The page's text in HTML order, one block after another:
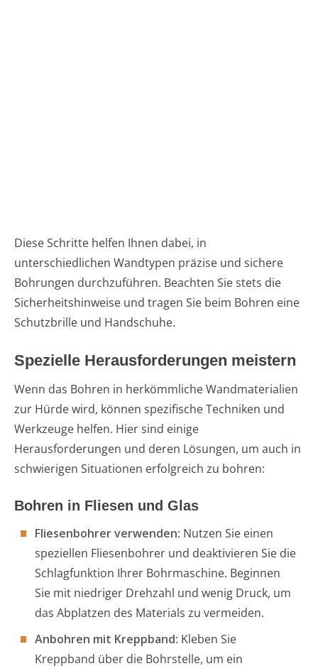
Diese Schritte helfen Ihnen dabei, in
unterschiedlichen Wandtypen präzise und sichere
Bohrungen durchzuführen. Beachten Sie stets die
Sicherheitshinweise und tragen Sie beim Bohren eine
Schutzbrille und Handschuhe.
Spezielle Herausforderungen meistern
Wenn das Bohren in herkömmliche Wandmaterialien
zur Hürde wird, können spezifische Techniken und
Werkzeuge helfen. Hier sind einige
Herausforderungen und deren Lösungen, um auch in
schwierigen Situationen erfolgreich zu bohren:
Bohren in Fliesen und Glas
Fliesenbohrer verwenden: Nutzen Sie einen
speziellen Fliesenbohrer und deaktivieren Sie die
Schlagfunktion Ihrer Bohrmaschine. Beginnen
Sie mit niedriger Drehzahl und wenig Druck, um
das Abplatzen des Materials zu vermeiden.
Anbohren mit Kreppband: Kleben Sie
Kreppband über die Bohrstelle, um ein